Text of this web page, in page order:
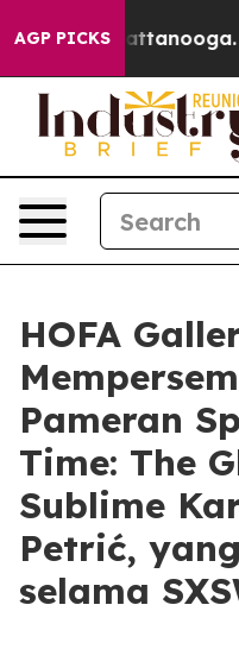
AGP PICKS
in Chattanooga.
HOFA
Pameran
Time: The
Sublime
Petrić,
selama